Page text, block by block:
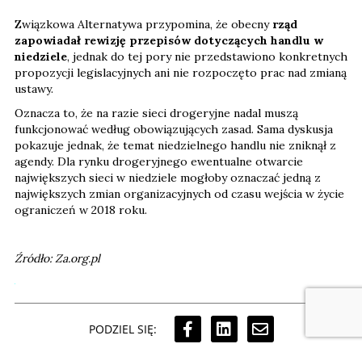
Związkowa Alternatywa przypomina, że obecny rząd
zapowiadał rewizję przepisów dotyczących handlu w
niedziele, jednak do tej pory nie przedstawiono konkretnych
propozycji legislacyjnych ani nie rozpoczęto prac nad zmianą
ustawy.
Oznacza to, że na razie sieci drogeryjne nadal muszą
funkcjonować według obowiązujących zasad. Sama dyskusja
pokazuje jednak, że temat niedzielnego handlu nie zniknął z
agendy. Dla rynku drogeryjnego ewentualne otwarcie
największych sieci w niedziele mogłoby oznaczać jedną z
największych zmian organizacyjnych od czasu wejścia w życie
ograniczeń w 2018 roku.
Źródło: Za.org.pl
PODZIEL SIĘ: